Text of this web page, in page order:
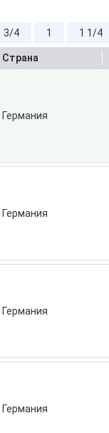
3/4 1 1 1/4
Страна
Германия
Германия
Германия
Германия